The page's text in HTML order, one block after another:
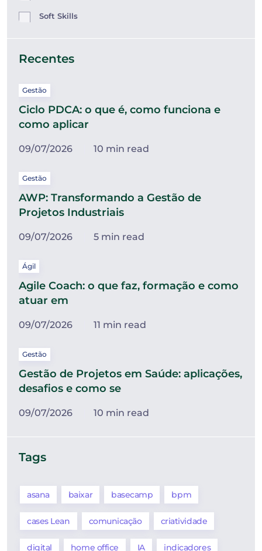
Soft Skills
Recentes
Gestão
Ciclo PDCA: o que é, como funciona e
como aplicar
09/07/2026 10 min read
Gestão
AWP: Transformando a Gestão de
Projetos Industriais
09/07/2026 5 min read
Ágil
Agile Coach: o que faz, formação e como
atuar em
09/07/2026 11 min read
Gestão
Gestão de Projetos em Saúde: aplicações,
desafios e como se
09/07/2026 10 min read
Tags
asana baixar basecamp bpm
cases Lean comunicação criatividade
digital home office IA indicadores